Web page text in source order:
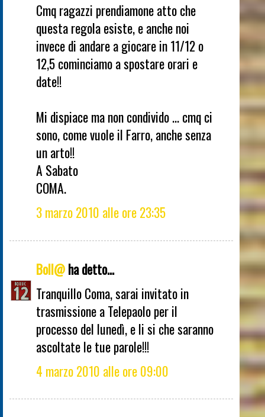
Cmq ragazzi prendiamone atto che
questa regola esiste, e anche noi
invece di andare a giocare in 11/12 o
12,5 cominciamo a spostare orari e
date!!
Mi dispiace ma non condivido ... cmq ci
sono, come vuole il Farro, anche senza
un arto!!
A Sabato
COMA.
3 marzo 2010 alle ore 23:35
Boll@ha detto...
Tranquillo Coma, sarai invitato in
trasmissione a Telepaolo per il
processo del lunedì, e li si che saranno
ascoltate le tue parole!!!
4 marzo 2010 alle ore 09:00